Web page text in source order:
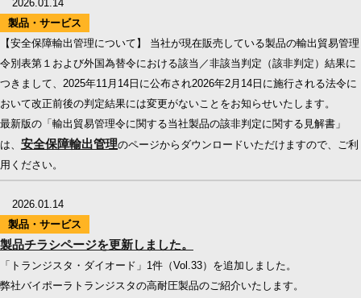
2026.01.14
製品・サービス
【安全保障輸出管理について】 当社が現在販売している製品の輸出貿易管理
令別表第１および外国為替令における該当／非該当判定（該非判定）結果に
つきまして、2025年11月14日に公布され2026年2月14日に施行される法令に
おいて改正前後の判定結果には変更がないことをお知らせいたします。
最新版の「輸出貿易管理令に関する当社製品の該非判定に関する見解書」
は、 安全保障輸出管理のページからダウンロードいただけますので、ご利
用ください。
2026.01.14
製品・サービス
製品チラシページを更新しました。
「トランジスタ・ダイオード」1件（Vol.33）を追加しました。
弊社バイポーラトランジスタの高耐圧製品のご紹介いたします。